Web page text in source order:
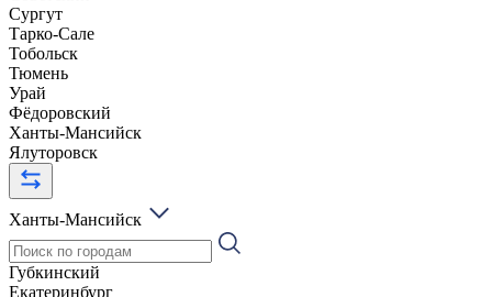
Сургут
Тарко-Сале
Тобольск
Тюмень
Урай
Фёдоровский
Ханты-Мансийск
Ялуторовск
Ханты-Мансийск
Губкинский
Екатеринбург